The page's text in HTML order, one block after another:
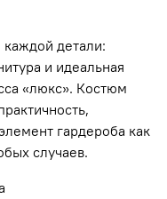
детали:
и идеальная
«люкс». Костюм
гардероба как
случаев.